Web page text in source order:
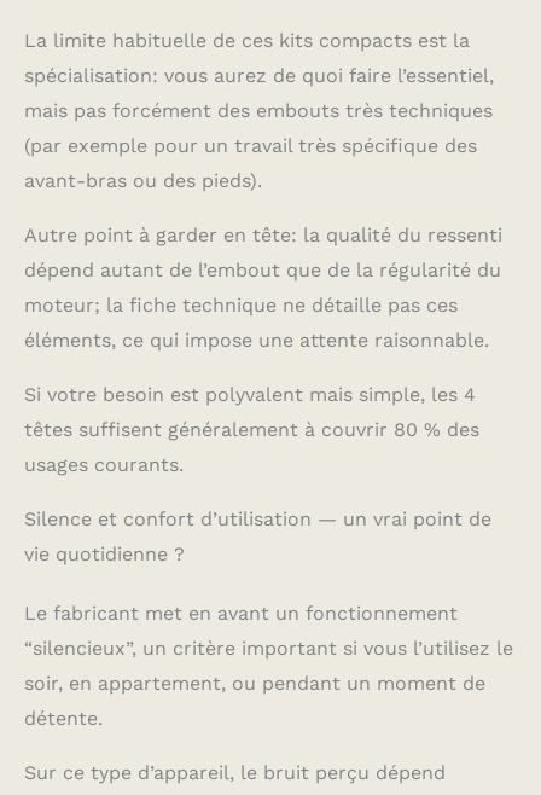
La limite habituelle de ces kits compacts est la
spécialisation: vous aurez de quoi faire l’essentiel,
mais pas forcément des embouts très techniques
(par exemple pour un travail très spécifique des
avant-bras ou des pieds).
Autre point à garder en tête: la qualité du ressenti
dépend autant de l’embout que de la régularité du
moteur; la fiche technique ne détaille pas ces
éléments, ce qui impose une attente raisonnable.
Si votre besoin est polyvalent mais simple, les 4
têtes suffisent généralement à couvrir 80 % des
usages courants.
Silence et confort d’utilisation — un vrai point de
vie quotidienne ?
Le fabricant met en avant un fonctionnement
“silencieux”, un critère important si vous l’utilisez le
soir, en appartement, ou pendant un moment de
détente.
Sur ce type d’appareil, le bruit perçu dépend